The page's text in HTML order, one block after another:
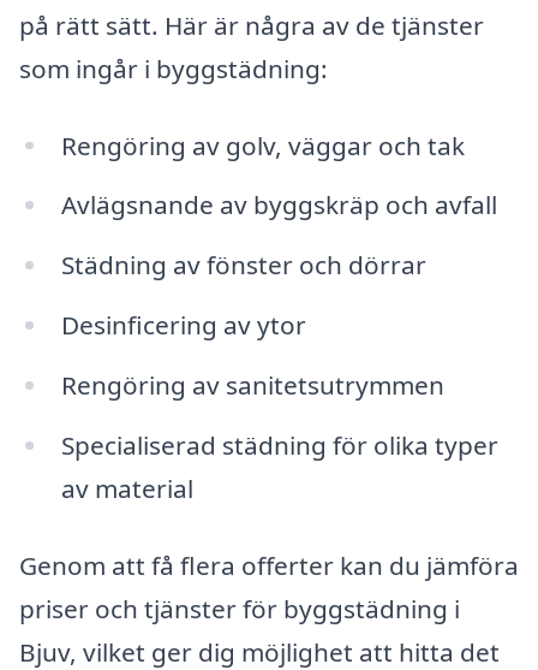
på rätt sätt. Här är några av de tjänster
som ingår i byggstädning:
Rengöring av golv, väggar och tak
Avlägsnande av byggskräp och avfall
Städning av fönster och dörrar
Desinficering av ytor
Rengöring av sanitetsutrymmen
Specialiserad städning för olika typer
av material
Genom att få flera offerter kan du jämföra
priser och tjänster för byggstädning i
Bjuv, vilket ger dig möjlighet att hitta det